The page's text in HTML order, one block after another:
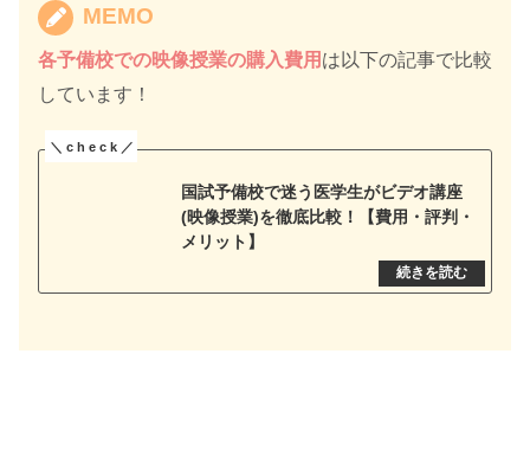
MEMO
各予備校での映像授業の購入費用 は以下の記事で比較
しています！
国試予備校で迷う医学生がビデオ講座
(映像授業)を徹底比較！【費用・評判・
メリット】